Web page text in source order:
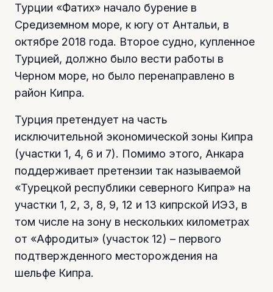
Турции «Фатих» начало бурение в
Средиземном море, к югу от Антальи, в
октябре 2018 года. Второе судно, купленное
Турцией, должно было вести работы в
Черном море, но было перенаправлено в
район Кипра.
Турция претендует на часть
исключительной экономической зоны Кипра
(участки 1, 4, 6 и 7). Помимо этого, Анкара
поддерживает претензии так называемой
«Турецкой республики северного Кипра» на
участки 1, 2, 3, 8, 9, 12 и 13 кипрской ИЭЗ, в
том числе на зону в нескольких километрах
от «Афродиты» (участок 12) – первого
подтвержденного месторождения на
шельфе Кипра.